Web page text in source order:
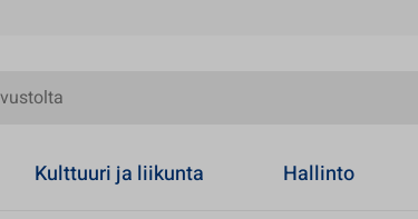
Kulttuuri ja liikunta Hallinto